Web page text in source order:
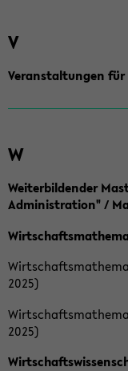
V
Veranstaltungen für
W
Weiterbildender
Administration" /
2025)
2025)